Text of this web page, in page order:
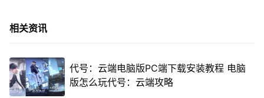
相关资讯
代号：云端电脑版PC端下载安装教程 电脑
版怎么玩代号：云端攻略